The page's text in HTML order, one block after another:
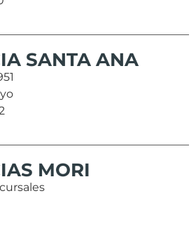
SANTA ANA
MORI